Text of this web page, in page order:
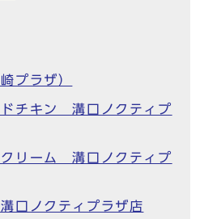
プラザ）
ドチキン 溝口ノクティプ
クリーム 溝口ノクティプ
口ノクティプラザ店